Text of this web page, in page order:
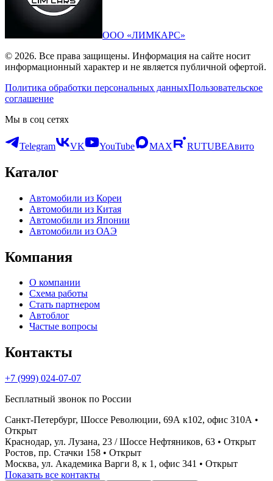
ООО «ЛИМКАРС»
© 2026. Все права защищены. Информация на сайте носит
информационный характер и не является публичной офертой.
Политика обработки персональных данныхПользовательское
соглашение
Мы в соц сетях
Telegram VK YouTube MAX RUTUBEАвито
Каталог
Автомобили из Кореи
Автомобили из Китая
Автомобили из Японии
Автомобили из ОАЭ
Компания
О компании
Схема работы
Стать партнером
Автоблог
Частые вопросы
Контакты
+7 (999) 024-07-07
Бесплатный звонок по России
Санкт-Петербург, Шоссе Революции, 69А к102, офис 310А •
Открыт
Краснодар, ул. Лузана, 23 / Шоссе Нефтяников, 63 • Открыт
Ростов, пр. Стачки 158 • Открыт
Москва, ул. Академика Варги 8, к 1, офис 341 • Открыт
Показать все контакты